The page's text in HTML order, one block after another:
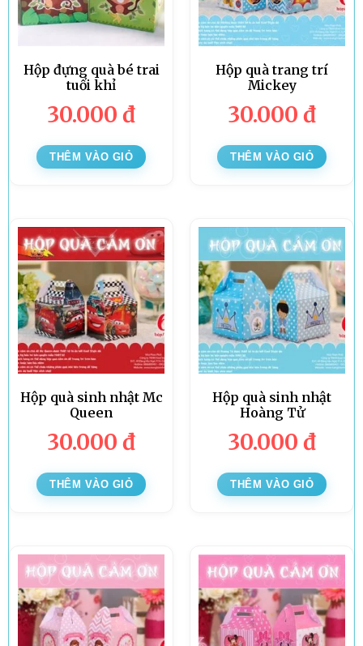
Hộp đựng quà bé trai
tuổi khỉ
30.000 đ
THÊM VÀO GIỎ
Hộp quà trang trí
Mickey
30.000 đ
THÊM VÀO GIỎ
Hộp quà sinh nhật Mc
Queen
30.000 đ
THÊM VÀO GIỎ
Hộp quà sinh nhật
Hoàng Tử
30.000 đ
THÊM VÀO GIỎ